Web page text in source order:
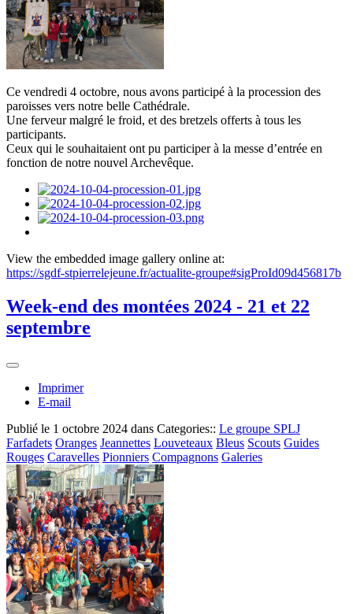
Ce vendredi 4 octobre, nous avons participé à la procession des
paroisses vers notre belle Cathédrale.
Une ferveur malgré le froid, et des bretzels offerts à tous les
participants.
Ceux qui le souhaitaient ont pu participer à la messe d’entrée en
fonction de notre nouvel Archevêque.
View the embedded image gallery online at:
https://sgdf-stpierrelejeune.fr/actualite-groupe#sigProId09d456817b
Week-end des montées 2024 - 21 et 22
septembre
Imprimer
E-mail
Publié le 1 octobre 2024 dans Categories:: Le groupe SPLJ
Farfadets Oranges Jeannettes Louveteaux Bleus Scouts Guides
Rouges Caravelles Pionniers Compagnons Galeries